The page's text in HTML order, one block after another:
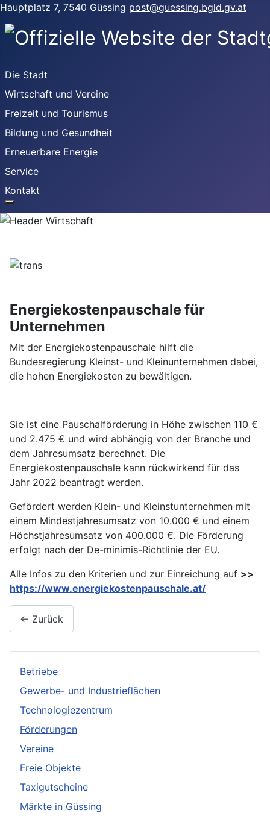
Hauptplatz 7, 7540 Güssing post@guessing.bgld.gv.at
Die Stadt
Wirtschaft und Vereine
Freizeit und Tourismus
Bildung und Gesundheit
Erneuerbare Energie
Service
Kontakt
Betriebe
Gewerbe- und Industrieflächen
Technologiezentrum
Förderungen
Vereine
Freie Objekte
Taxigutscheine
Märkte in Güssing
Energiekostenpauschale für
Unternehmen
Mit der Energiekostenpauschale hilft die
Bundesregierung Kleinst- und Kleinunternehmen dabei,
die hohen Energiekosten zu bewältigen.
Sie ist eine Pauschalförderung in Höhe zwischen 110 €
und 2.475 € und wird abhängig von der Branche und
dem Jahresumsatz berechnet. Die
Energiekostenpauschale kann rückwirkend für das
Jahr 2022 beantragt werden.
Gefördert werden Klein- und Kleinstunternehmen mit
einem Mindestjahresumsatz von 10.000 € und einem
Höchstjahresumsatz von 400.000 €. Die Förderung
erfolgt nach der De-minimis-Richtlinie der EU.
Alle Infos zu den Kriterien und zur Einreichung auf >>
https://www.energiekostenpauschale.at/
← Zurück